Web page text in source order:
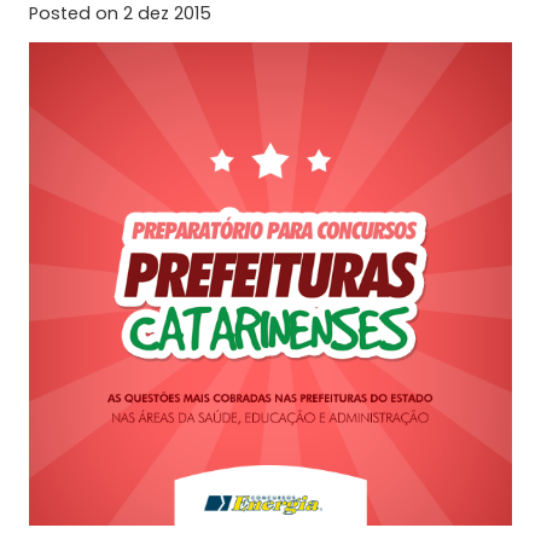
Posted on 2 dez 2015